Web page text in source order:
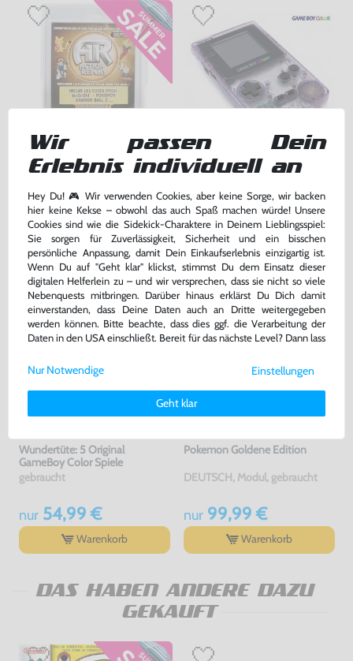
Action Replay + Pokemon Codes
für GameBoy Color/Pocket, NEU & OVP
-10% bisher 19,99 €
jetzt nur17,99 €
Warenkorb
Konsole #Clear/Atomic Purple
gebraucht
nur159,99 €
Warenkorb
Wundertüte: 5 Original
GameBoy Color Spiele
gebraucht
nur54,99 €
Warenkorb
Pokemon Goldene Edition
DEUTSCH, Modul, gebraucht
nur99,99 €
Warenkorb
DAS HABEN ANDERE DAZU
GEKAUFT
Wir passen Dein
Erlebnis individuell an
Hey Du! 🎮 Wir verwenden Cookies, aber keine Sorge, wir backen
hier keine Kekse – obwohl das auch Spaß machen würde! Unsere
Cookies sind wie die Sidekick-Charaktere in Deinem Lieblingsspiel:
Sie sorgen für Zuverlässigkeit, Sicherheit und ein bisschen
persönliche Anpassung, damit Dein Einkaufserlebnis einzigartig ist.
Wenn Du auf "Geht klar" klickst, stimmst Du dem Einsatz dieser
digitalen Helferlein zu – und wir versprechen, dass sie nicht so viele
Nebenquests mitbringen. Darüber hinaus erklärst Du Dich damit
einverstanden, dass Deine Daten auch an Dritte weitergegeben
werden können. Bitte beachte, dass dies ggf. die Verarbeitung der
Daten in den USA einschließt. Bereit für das nächste Level? Dann lass
Weitere Informationen zu den von uns verwendeten Cookies und
Deinen Rechten als Nutzer findest Du in unsererDaten­schutz­
Impressum.
Einstellungen
Geht klar
Nur Notwendige